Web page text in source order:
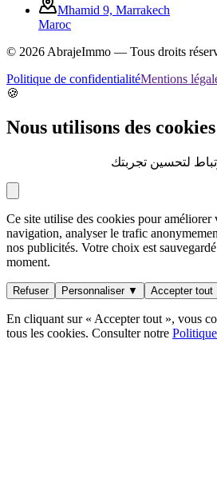
Mhamid 9, Marrakech
Maroc
© 2026AbrajeImmo — Tous droits
Politique de confidentialitéMentions
🍪
Nous utilisons des cookies
لتحسين تجربتك
Ce site utilise des cookies pour améliorer
navigation, analyser le trafic
nos publicités. Votre choix est
moment.
Refuser Personnaliser ▼ Accepter tout
En cliquant sur « Accepter tout », vous
tous les cookies. Consulter notre